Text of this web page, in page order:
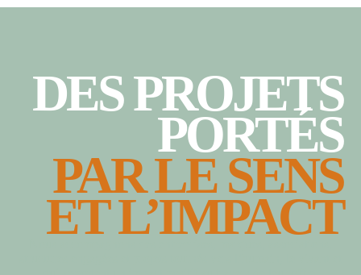
DES PROJETS
PORTÉS
PAR LE SENS
ET L’IMPACT